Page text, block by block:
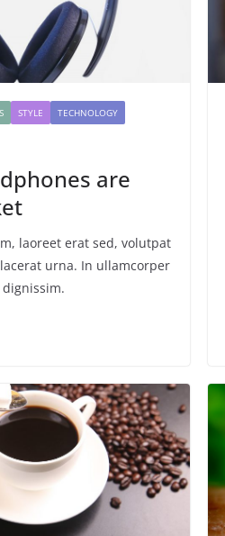
STYLE TECHNOLOGY
are
laoreet erat sed, volutpat
urna. In ullamcorper